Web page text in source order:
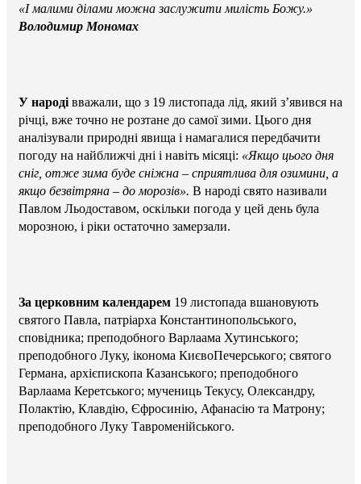
«І малими ділами можна заслужити милість Божу.»
Володимир Мономах
У народі вважали, що з 19 листопада лід, який з’явився на
річці, вже точно не розтане до самої зими. Цього дня
аналізували природні явища і намагалися передбачити
погоду на найближчі дні і навіть місяці: «Якщо цього дня
сніг, отже зима буде сніжна – сприятлива для озимини, а
якщо безвітряна – до морозів». В народі свято називали
Павлом Льодоставом, оскільки погода у цей день була
морозною, і ріки остаточно замерзали.
За церковним календарем 19 листопада вшановують
святого Павла, патріарха Константинопольського,
сповідника; преподобного Варлаама Хутинського;
преподобного Луку, іконома Києво­Печерського; святого
Германа, архієпископа Казанського; преподобного
Варлаама Керетського; мучениць Текусу, Олександру,
Полактію, Клавдію, Єфросинію, Афанасію та Матрону;
преподобного Луку Тавроменійського.